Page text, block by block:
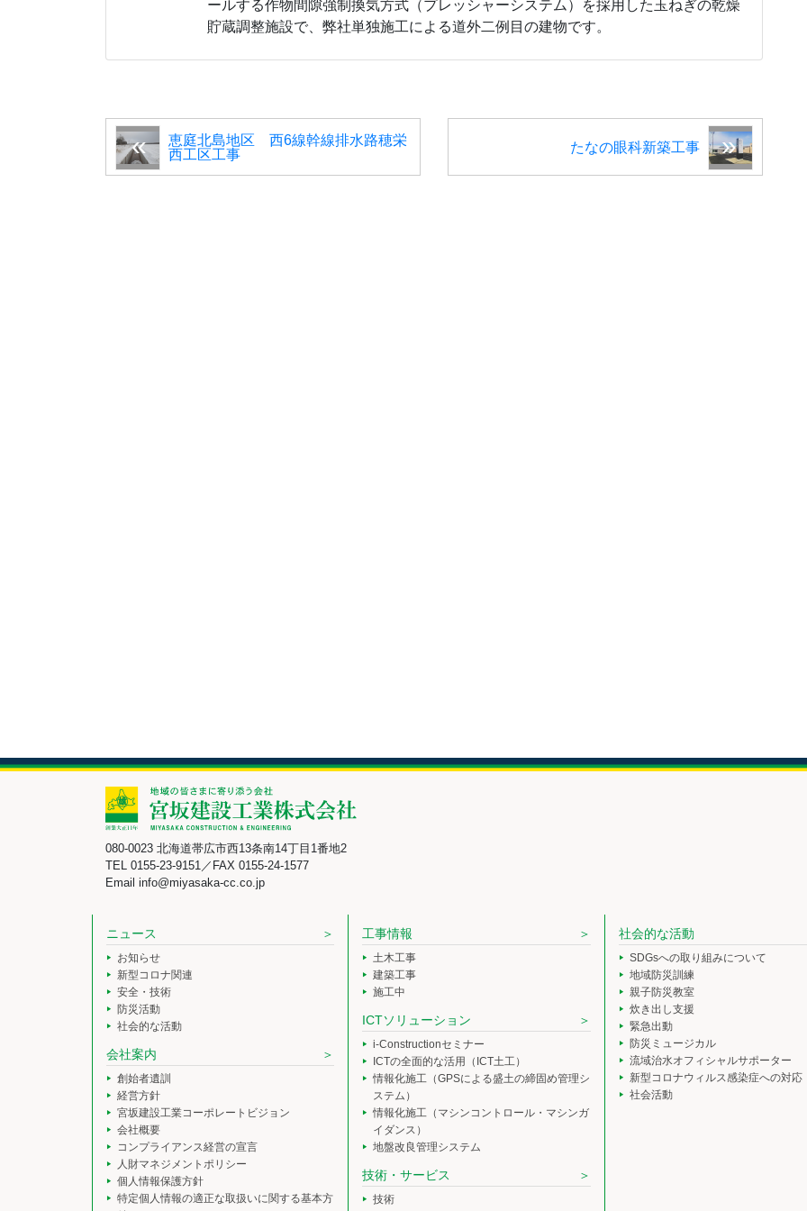
ールする作物間隙強制換気方式（プレッシャーシステム）を採用した玉ねぎの乾燥
貯蔵調整施設で、弊社単独施工による道外二例目の建物です。
恵庭北島地区 西6線幹線排水路穂栄
西工区工事
たなの眼科新築工事
080-0023 北海道帯広市西13条南14丁目1番地2
TEL 0155-23-9151／FAX 0155-24-1577
Email info@miyasaka-cc.co.jp
ニュース
お知らせ
新型コロナ関連
安全・技術
防災活動
社会的な活動
会社案内
創始者遺訓
経営方針
宮坂建設工業コーポレートビジョン
会社概要
コンプライアンス経営の宣言
人財マネジメントポリシー
個人情報保護方針
特定個人情報の適正な取扱いに関する基本方
工事情報
土木工事
建築工事
施工中
ICTソリューション
i-Constructionセミナー
ICTの全面的な活用（ICT土工）
情報化施工（GPSによる盛土の締固め管理シ
ステム）
情報化施工（マシンコントロール・マシンガ
イダンス）
地盤改良管理システム
技術・サービス
技術
社会的な活動
SDGsへの取り組みについて
地域防災訓練
親子防災教室
炊き出し支援
緊急出動
防災ミュージカル
流域治水オフィシャルサポーター
新型コロナウィルス感染症への対応
社会活動